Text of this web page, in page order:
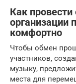
Как
организации
комфортно
Чтобы обмен
участников,
музыку,
места для